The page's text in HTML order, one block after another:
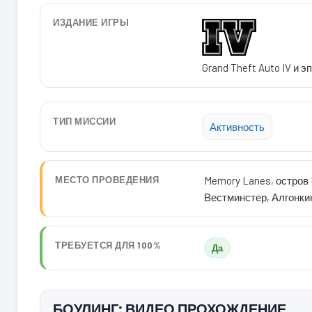
ИЗДАНИЕ ИГРЫ
Grand Theft Auto IV и
ТИП МИССИИ Активность
МЕСТО ПРОВЕДЕНИЯ
Memory Lanes, остров
Вестминстер,
ТРЕБУЕТСЯ ДЛЯ 100% Да
БОУЛИНГ: ВИДЕО ПРОХОЖДЕНИЕ